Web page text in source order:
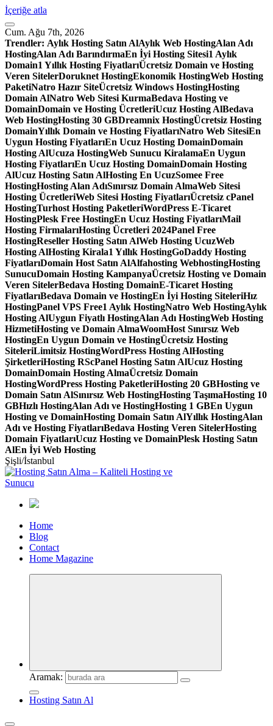
İçeriğe atla
Cum. Ağu 7th, 2026
Trendler: Aylık Hosting Satın AlAylık Web HostingAlan Adı
HostingAlan Adı BarındırmaEn İyi Hosting Sitesi1 Aylık
Domain1 Yıllık Hosting FiyatlarıÜcretsiz Domain ve Hosting
Veren SitelerDoruknet HostingEkonomik HostingWeb Hosting
PaketiNatro Hazır SiteÜcretsiz Windows HostingHosting
Domain AlNatro Web Sitesi KurmaBedava Hosting ve
DomainDomain ve Hosting ÜcretleriUcuz Hosting AlBedava
Web HostingHosting 30 GBDreamnix HostingÜcretsiz Hosting
DomainYıllık Domain ve Hosting FiyatlarıNatro Web SitesiEn
Uygun Hosting FiyatlarıEn Ucuz Hosting DomainDomain
Hosting AlUcuza HostingWeb Sunucu KiralamaEn Uygun
Hosting FiyatlarıEn Ucuz Hosting DomainDomain Hosting
AlUcuz Hosting Satın AlHosting En UcuzSomee Free
HostingHosting Alan AdıSınırsız Domain AlmaWeb Sitesi
Hosting ÜcretleriWeb Sitesi Hosting FiyatlarıÜcretsiz cPanel
HostingTurhost Hosting PaketleriWordPress E-Ticaret
HostingPlesk Free HostingEn Ucuz Hosting FiyatlarıMail
Hosting FirmalarıHosting Ücretleri 2024Panel Free
HostingReseller Hosting Satın AlWeb Hosting UcuzWeb
Hosting AlHosting Kirala1 Yıllık HostingGoDaddy Hosting
FiyatlarıDomain Host Satın AlAlfahosting WebhostingHosting
SunucuDomain Hosting KampanyaÜcretsiz Hosting ve Domain
Veren SitelerBedava Hosting DomainE-Ticaret Hosting
FiyatlarıBedava Domain ve HostingEn İyi Hosting SiteleriHız
HostingPanel VPS Free1 Aylık HostingNatro Web HostingAylık
Hosting AlUygun Fiyatlı HostingAlan Adı HostingWeb Hosting
HizmetiHosting ve Domain AlmaWoomHost Sınırsız Web
HostingEn Uygun Domain ve HostingÜcretsiz Hosting
SiteleriLimitsiz HostingWordPress Hosting AlHosting
ŞirketleriHosting RScPanel Hosting Satın AlUcuz Hosting
DomainDomain Hosting AlmaÜcretsiz Domain
HostingWordPress Hosting PaketleriHosting 20 GBHosting ve
Domain Satın AlSınırsız Web HostingHosting TaşımaHosting 10
GBHızlı HostingAlan Adı ve HostingHosting 1 GBEn Uygun
Hosting ve DomainHosting Domain Satın AlYıllık HostingAlan
Adı ve Hosting FiyatlarıBedava Hosting Veren SitelerHosting
Domain FiyatlarıUcuz Hosting ve DomainPlesk Hosting Satın
AlEn İyi Web Hosting
Şişli/İstanbul
Home
Blog
Contact
Home Magazine
Aramak:
Hosting Satın Al